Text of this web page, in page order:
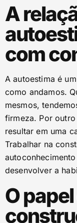
A
com
A autoestima é
como andamos.
mesmos,
firmeza. Por
resultar em uma
Trabalhar na
desenvolver a
O